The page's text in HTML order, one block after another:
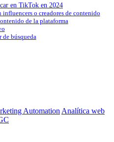
en TikTok en 2024
influencers o creadores de contenido
de la plataforma
búsqueda
Automation Analítica web